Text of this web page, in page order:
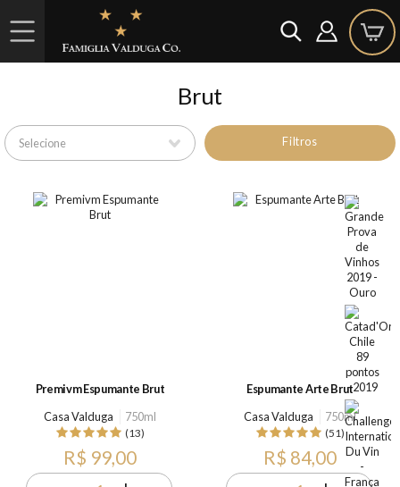
Brut
Filtros
Premivm Espumante Brut
Casa Valduga
750ml
(13)
R$ 99,00
Espumante Arte Brut
Casa Valduga
750ml
(51)
R$ 84,00